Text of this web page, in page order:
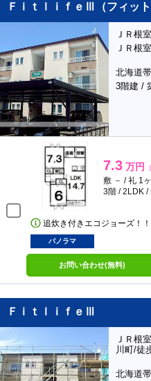
ＦｉｔｌｉｆｅⅢ（フィット
ＪＲ根
ＪＲ根
北海道
3階建 /
7.3 万円
敷 － / 礼 1
3階 / 2LDK /
追炊き付きエコジョーズ！！
パノラマ
お問い合わせ(無料)
ＦｉｔｌｉｆｅⅢ
ＪＲ根
川町/徒
北海道